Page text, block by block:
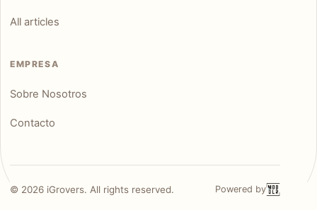
All articles
EMPRESA
Sobre Nosotros
Contacto
© 2026iGrovers. All rights reserved. Powered by